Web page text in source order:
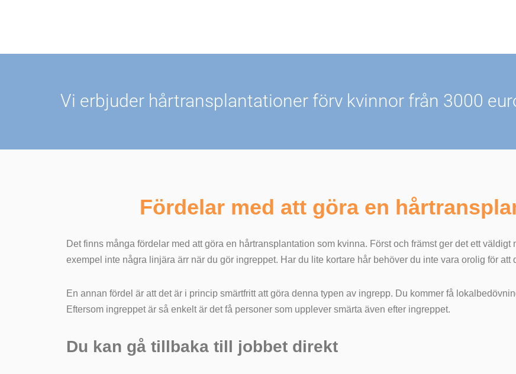
Vi erbjuder hårtransplantationer förv kvinnor från 3000
Fördelar med att göra en
Det finns många fördelar med att göra en hårtransplantation som kvinna. Först och främst ger det ett väldigt
exempel inte några linjära ärr när du gör ingreppet. Har du lite kortare hår behöver du inte vara orolig för att
En annan fördel är att det är i princip smärtfritt att göra denna typen av ingrepp. Du kommer få
Eftersom ingreppet är så enkelt är det få personer som upplever smärta även efter ingreppet.
Du kan gå tillbaka till jobbet direkt